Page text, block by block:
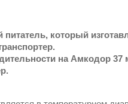
который
на Амкодор 37